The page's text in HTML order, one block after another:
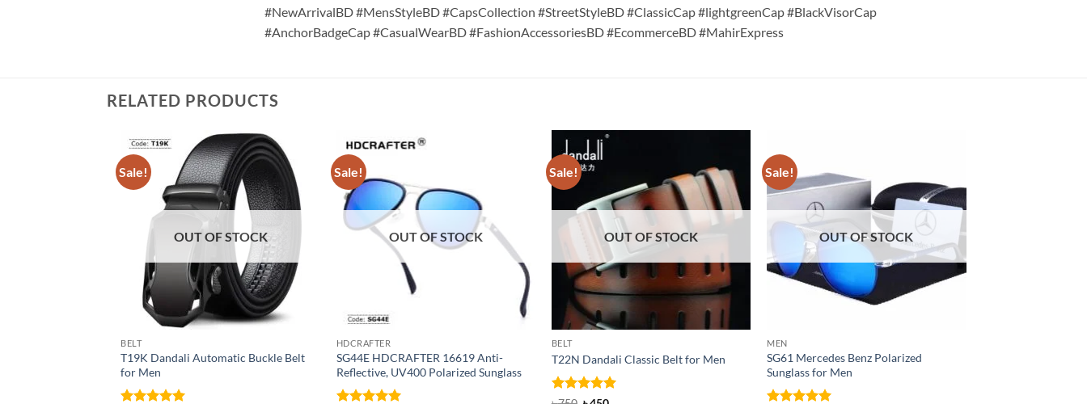
#NewArrivalBD #MensStyleBD #CapsCollection #StreetStyleBD #ClassicCap #lightgreenCap #BlackVisorCap
#AnchorBadgeCap #CasualWearBD #FashionAccessoriesBD #EcommerceBD #MahirExpress
RELATED PRODUCTS
Sale!
OUT OF STOCK
BELT
T19K Dandali Automatic Buckle Belt
for Men
Sale!
OUT OF STOCK
HDCRAFTER
SG44E HDCRAFTER 16619 Anti-
Reflective, UV400 Polarized Sunglass
Sale!
OUT OF STOCK
BELT
T22N Dandali Classic Belt for Men
Sale!
OUT OF STOCK
MEN
SG61 Mercedes Benz Polarized
Sunglass for Men